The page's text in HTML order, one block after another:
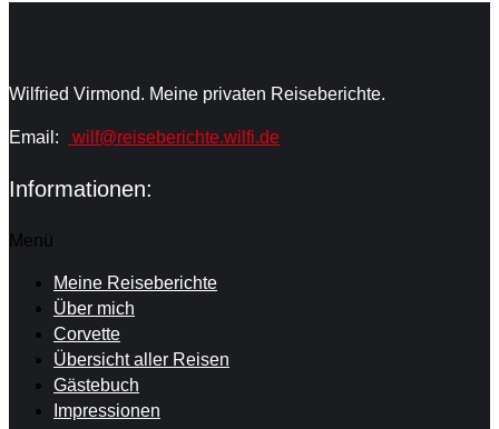
Wilfried Virmond. Meine privaten Reiseberichte.
Email: wilf@reiseberichte.wilfi.de
Informationen:
Menü
Meine Reiseberichte
Über mich
Corvette
Übersicht aller Reisen
Gästebuch
Impressionen